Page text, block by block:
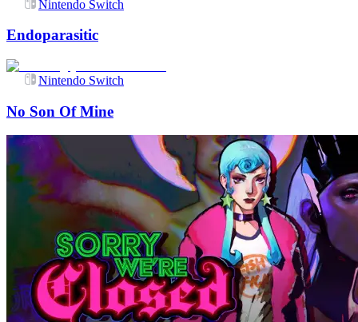
Nintendo Switch
Endoparasitic
Nintendo Switch
No Son Of Mine